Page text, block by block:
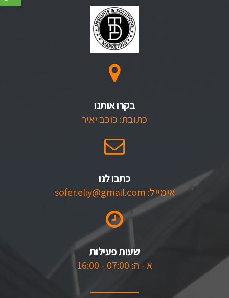
בקרו אותנו
כתובת: כוכב יאיר
כתבו לנו
אימייל: sofer.eliy@gmail.com
שעות פעילות
א - ה: 07:00 - 16:00